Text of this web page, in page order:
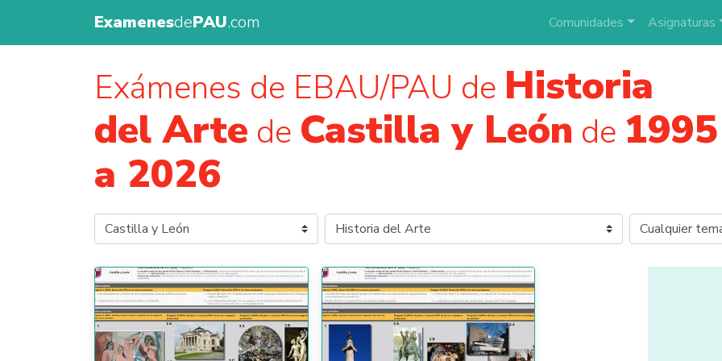
ExamenesdePAU.com Comunidades Asignaturas
Exámenes de EBAU/PAU de Historia
del Arte de Castilla y León de 1995
a 2026